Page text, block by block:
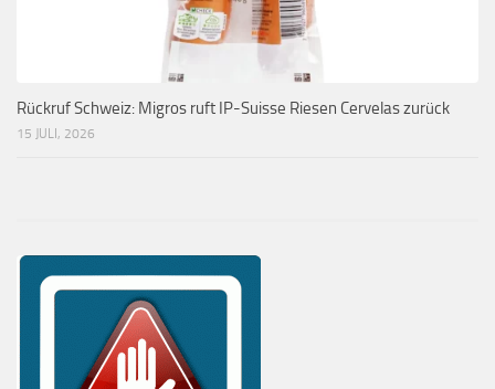
Rückruf Schweiz: Migros ruft IP-Suisse Riesen Cervelas zurück
15 JULI, 2026